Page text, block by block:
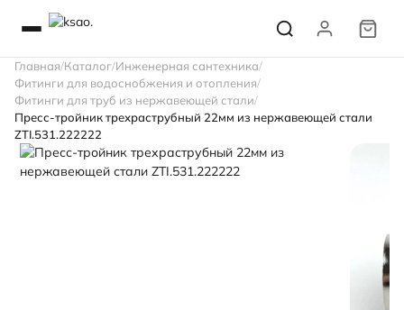
Главная Каталог Инженерная сантехника
Фитинги для водоснобжения и отопления
Фитинги для труб из нержавеющей стали
Пресс-тройник трехраструбный 22мм из нержавеющей стали
ZTI.531.222222